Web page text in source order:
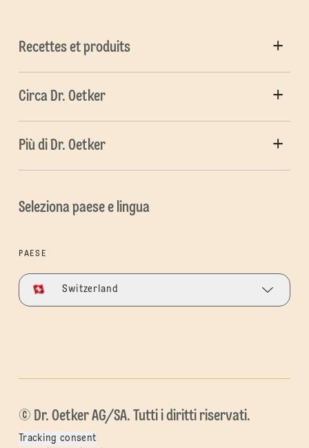
Recettes et produits
Circa Dr. Oetker
Più di Dr. Oetker
Seleziona paese e lingua
PAESE
Switzerland
© Dr. Oetker AG/SA. Tutti i diritti riservati.
Tracking consent